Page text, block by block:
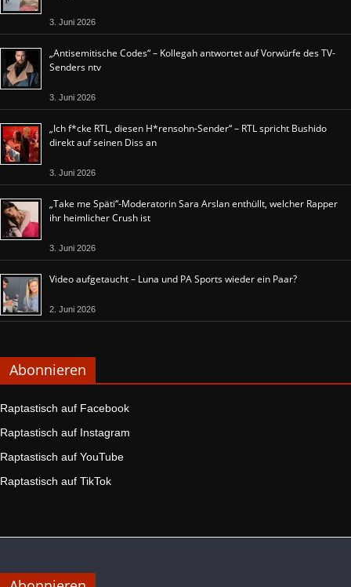
3. Juni 2026
„Antisemitische Codes“ – Kollegah antwortet auf Vorwürfe des TV-
Senders ntv
3. Juni 2026
„Ich f*cke RTL, diesen H*rensohn-Sender“ – RTL spricht Bushido
direkt auf seinen Diss an
3. Juni 2026
„Take me Späti“-Moderatorin Sara Arslan enthüllt, welcher Rapper
ihr heimlicher Crush ist
3. Juni 2026
Video aufgetaucht – Luna und PA Sports wieder ein Paar?
2. Juni 2026
Abonnieren
Raptastisch auf Facebook
Raptastisch auf Instagram
Raptastisch auf YouTube
Raptastisch auf TikTok